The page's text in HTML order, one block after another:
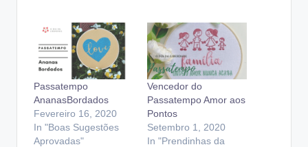
Passatempo
AnanasBordados
Fevereiro 16, 2020
In "Boas Sugestões
Aprovadas"
Vencedor do
Passatempo Amor aos
Pontos
Setembro 1, 2020
In "Prendinhas da